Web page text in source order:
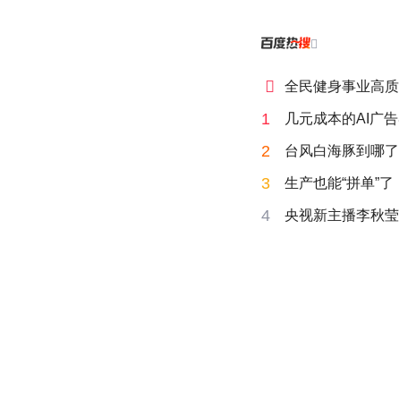

 全民健身事业高
1 几元成本的AI广
2 台风白海豚到哪了
3 生产也能“拼单”了
4 央视新主播李秋